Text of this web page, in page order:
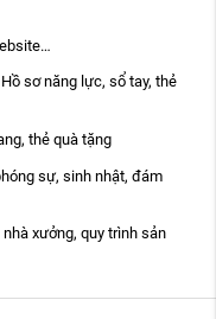
sơ năng lực, sổ tay, thẻ
thẻ quà tặng
sự, sinh nhật, đám
xưởng, quy trình sản